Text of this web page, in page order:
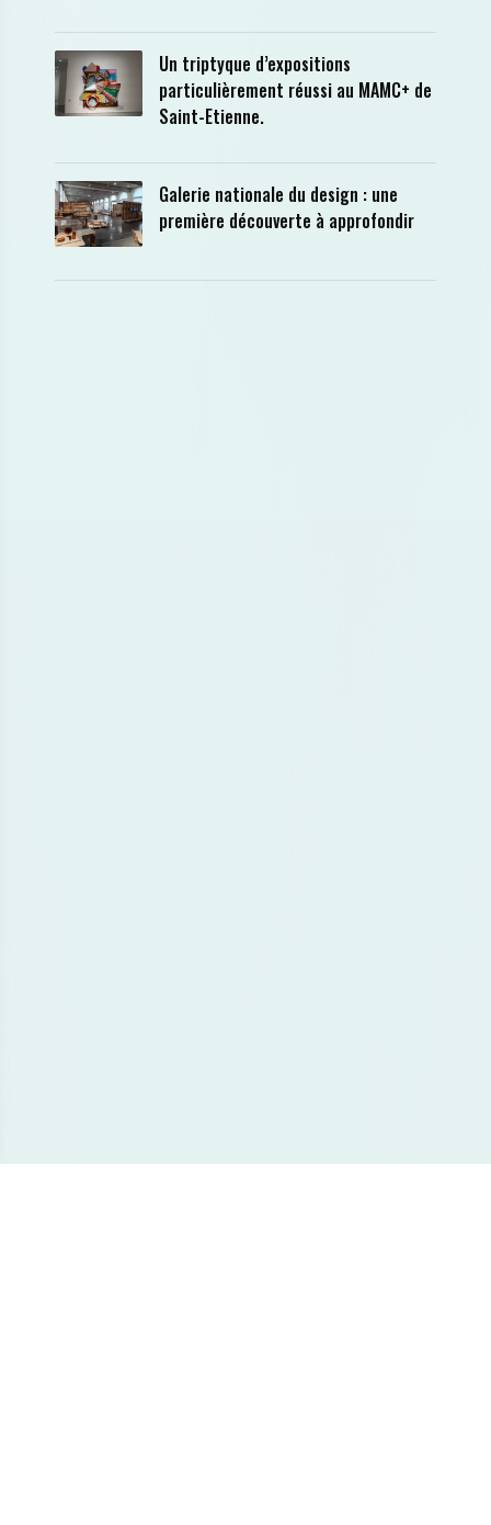
Un triptyque d’expositions
particulièrement réussi au MAMC+ de
Saint-Etienne.
Galerie nationale du design : une
première découverte à approfondir